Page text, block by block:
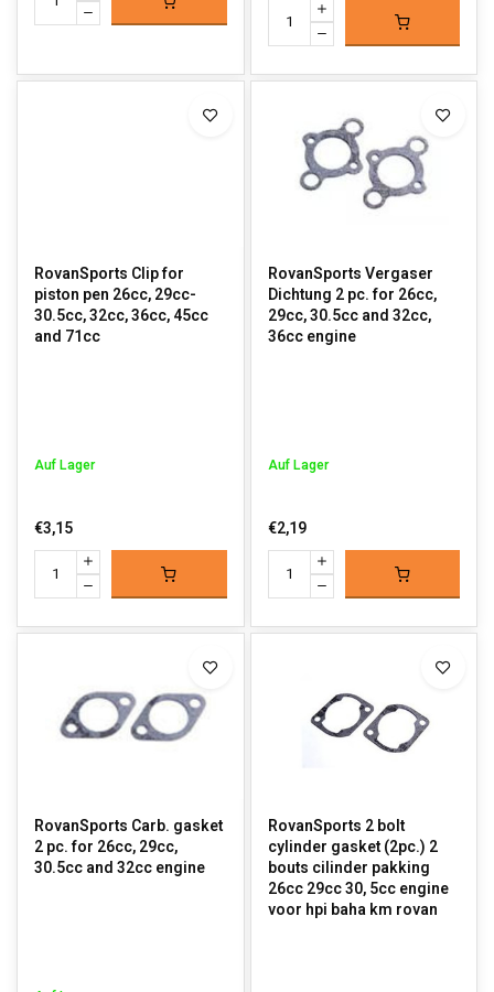
RovanSports Clip for
piston pen 26cc, 29cc-
30.5cc, 32cc, 36cc, 45cc
and 71cc
Auf Lager
€3,15
RovanSports Vergaser
Dichtung 2 pc. for 26cc,
29cc, 30.5cc and 32cc,
36cc engine
Auf Lager
€2,19
RovanSports Carb. gasket
2 pc. for 26cc, 29cc,
30.5cc and 32cc engine
RovanSports 2 bolt
cylinder gasket (2pc.) 2
bouts cilinder pakking
26cc 29cc 30, 5cc engine
voor hpi baha km rovan